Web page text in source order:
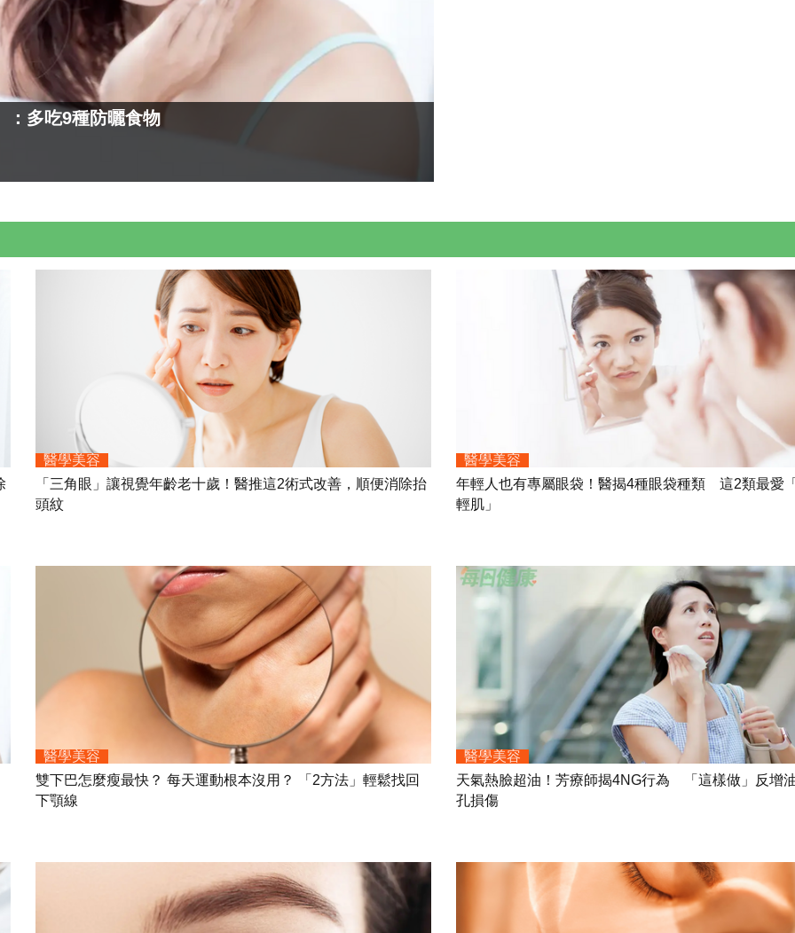
：多吃9種防曬食物
醫學美容
「三角眼」讓視覺年齡老十歲！醫推這2術式改善，順便消除抬
頭紋
醫學美容
年輕人也有專屬眼袋！醫揭4種眼袋種類 這2類最愛
輕肌」
醫學美容
雙下巴怎麼瘦最快？ 每天運動根本沒用？ 「2方法」輕鬆找回
下顎線
醫學美容
天氣熱臉超油！芳療師揭4NG行為 「這樣做」反增
孔損傷